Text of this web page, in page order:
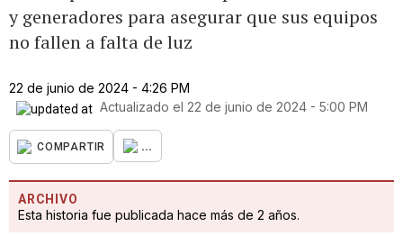
y generadores para asegurar que sus equipos
no fallen a falta de luz
22 de junio de 2024 - 4:26 PM
Actualizado el 22 de junio de 2024 - 5:00 PM
COMPARTIR ...
ARCHIVO
Esta historia fue publicada hace más de 2 años.